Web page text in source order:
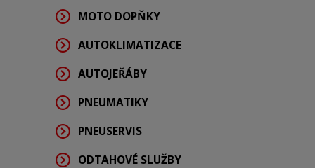
MOTO DOPŇKY
AUTOKLIMATIZACE
AUTOJEŘÁBY
PNEUMATIKY
PNEUSERVIS
ODTAHOVÉ SLUŽBY